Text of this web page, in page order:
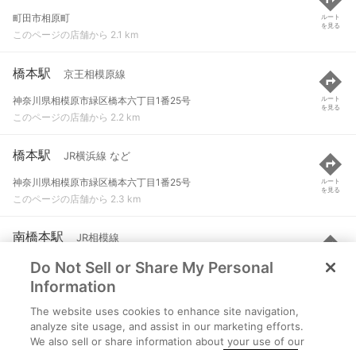
町田市相原町
このページの店舗から 2.1 km
ルート
を見る
橋本駅 京王相模原線
神奈川県相模原市緑区橋本六丁目1番25号
このページの店舗から 2.2 km
ルート
を見る
橋本駅 JR横浜線 など
神奈川県相模原市緑区橋本六丁目1番25号
このページの店舗から 2.3 km
ルート
を見る
南橋本駅 JR相模線
相模原市中央区南橋本二丁目4-17
このページの店舗から 3.2 km
ルート
を見る
多摩境駅 京王相模原線
町田市小山町２７１８-１
Do Not Sell or Share My Personal
Information
The website uses cookies to enhance site navigation,
analyze site usage, and assist in our marketing efforts.
We also sell or share information about your use of our